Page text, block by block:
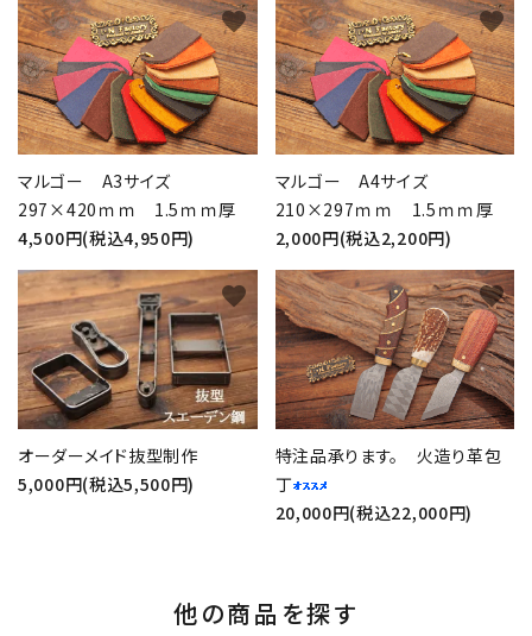
マルゴー A3サイズ
297×420ｍｍ 1.5ｍｍ厚
4,500円(税込4,950円)
favorite
マルゴー A4サイズ
210×297ｍｍ 1.5ｍｍ厚
2,000円(税込2,200円)
favorite
オーダーメイド抜型制作
5,000円(税込5,500円)
favorite
特注品承ります。 火造り革包
丁
20,000円(税込22,000円)
favorite
他の商品を探す